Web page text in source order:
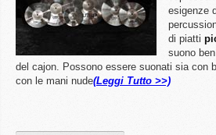
esigenze
di piatti
suono
del cajon. Possono essere suonati sia con
con le mani nude(Leggi Tutto >>)